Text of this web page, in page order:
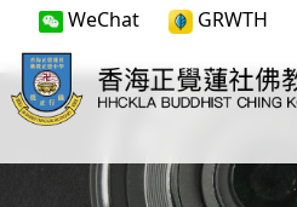
WeChat GRWTH